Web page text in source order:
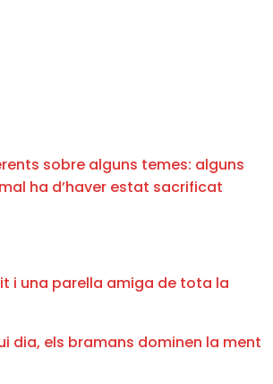
sobre alguns temes: alguns
ha d’haver estat sacrificat
i una parella amiga de tota la
dia, els bramans dominen la ment